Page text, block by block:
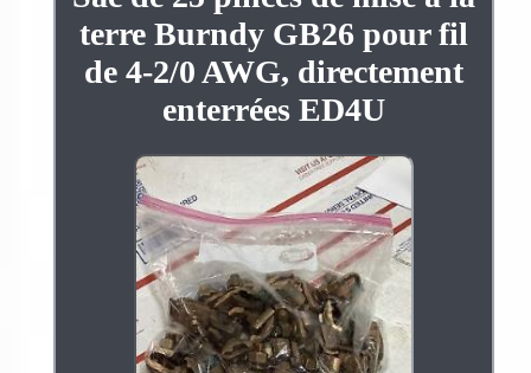
terre Burndy GB26 pour fil
de 4-2/0 AWG, directement
enterrées ED4U